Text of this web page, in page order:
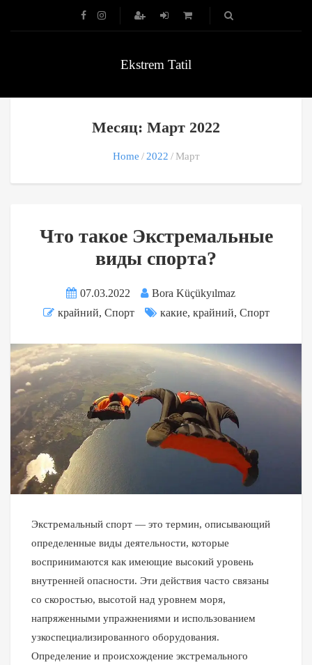
Ekstrem Tatil
Месяц: Март 2022
Home 2022 Март
Что такое Экстремальные
виды спорта?
07.03.2022
Bora Küçükyılmaz
крайний, Спорт какие, крайний, Спорт
Экстремальный спорт — это термин, описывающий
определенные виды деятельности, которые
воспринимаются как имеющие высокий уровень
внутренней опасности. Эти действия часто связаны
со скоростью, высотой над уровнем моря,
напряженными упражнениями и использованием
узкоспециализированного оборудования.
Определение и происхождение экстремального